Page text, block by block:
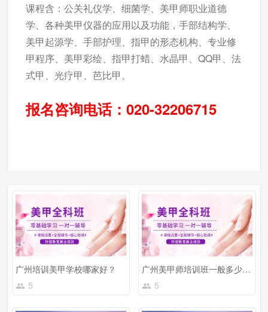
课程含：公关礼仪学、细菌学、美甲师职业道德
学、各种美甲仪器的应用以及功能，手部结构学、
美甲起源学、手部护理、指甲的形态机构、专业修
甲程序、美甲彩绘、指甲打蜡、水晶甲、QQ甲、法
式甲、光疗甲、芭比甲。
报名咨询电话：020-32206715
广州培训美甲学校哪家好？
5
广州美甲师培训班一般多少钱？学费怎么样？
5